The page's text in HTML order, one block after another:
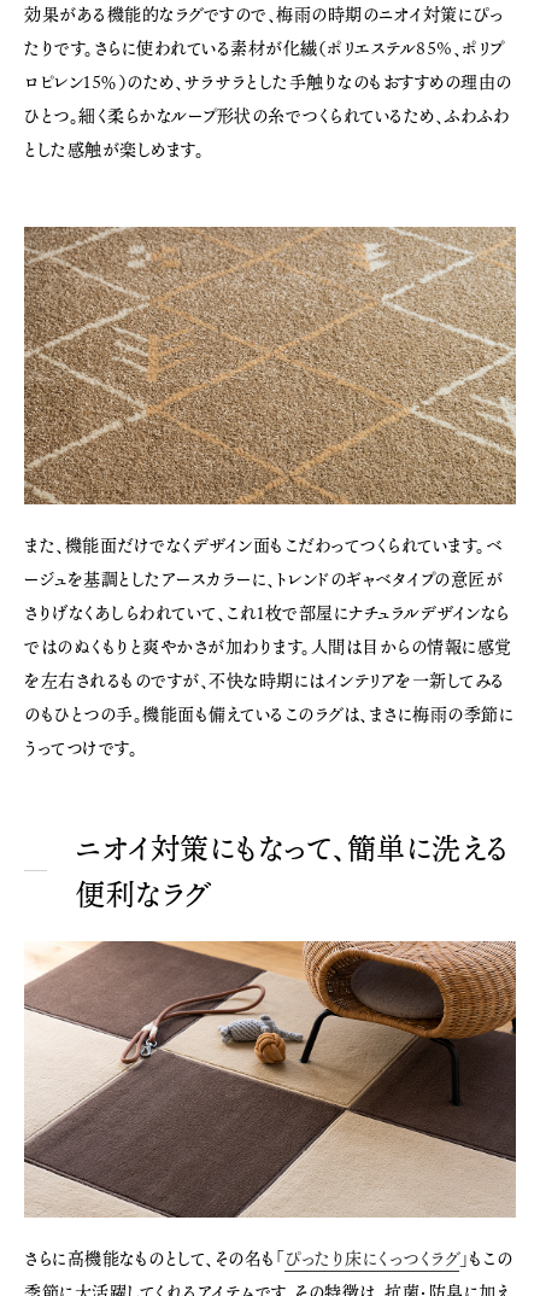
効果がある機能的なラグですので、梅雨の時期のニオイ対策にぴっ
たりです。さらに使われている素材が化繊（ポリエステル85%、ポリプ
ロピレン15％）のため、サラサラとした手触りなのもおすすめの理由の
ひとつ。細く柔らかなループ形状の糸でつくられているため、ふわふわ
とした感触が楽しめます。
また、機能面だけでなくデザイン面もこだわってつくられています。ベ
ージュを基調としたアースカラーに、トレンドのギャベタイプの意匠が
さりげなくあしらわれていて、これ1枚で部屋にナチュラルデザインなら
ではのぬくもりと爽やかさが加わります。人間は目からの情報に感覚
を左右されるものですが、不快な時期にはインテリアを一新してみる
のもひとつの手。機能面も備えているこのラグは、まさに梅雨の季節に
うってつけです。
ニオイ対策にもなって、簡単に洗える
便利なラグ
さらに高機能なものとして、その名も「ぴったり床にくっつくラグ」もこの